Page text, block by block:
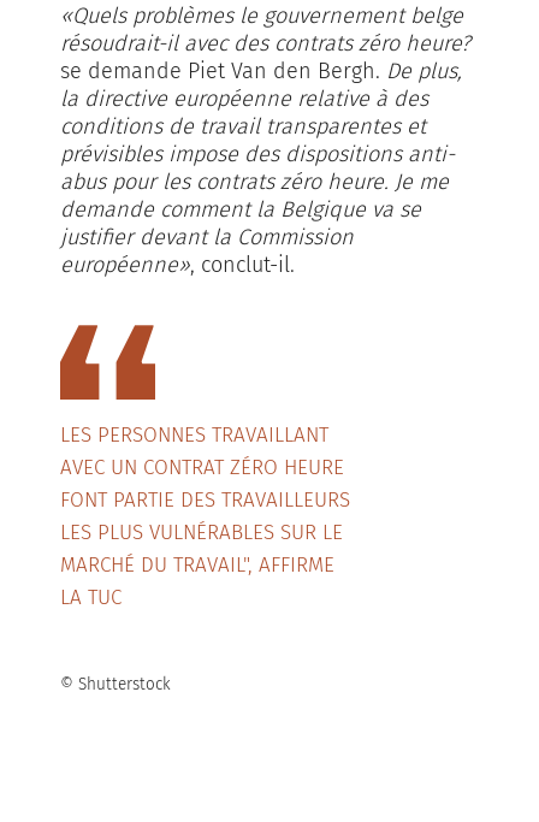
«Quels problèmes le gouvernement belge
résoudrait-il avec des contrats zéro heure?
se demande Piet Van den Bergh. De plus,
la directive européenne relative à des
conditions de travail transparentes et
prévisibles impose des dispositions anti-
abus pour les contrats zéro heure. Je me
demande comment la Belgique va se
justifier devant la Commission
européenne», conclut-il.
LES PERSONNES TRAVAILLANT
AVEC UN CONTRAT ZÉRO HEURE
FONT PARTIE DES TRAVAILLEURS
LES PLUS VULNÉRABLES SUR LE
MARCHÉ DU TRAVAIL", AFFIRME
LA TUC
© Shutterstock